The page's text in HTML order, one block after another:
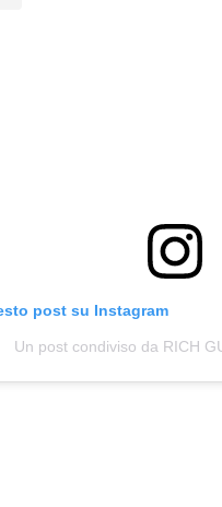
post su Instagram
Un post condiviso da RICH